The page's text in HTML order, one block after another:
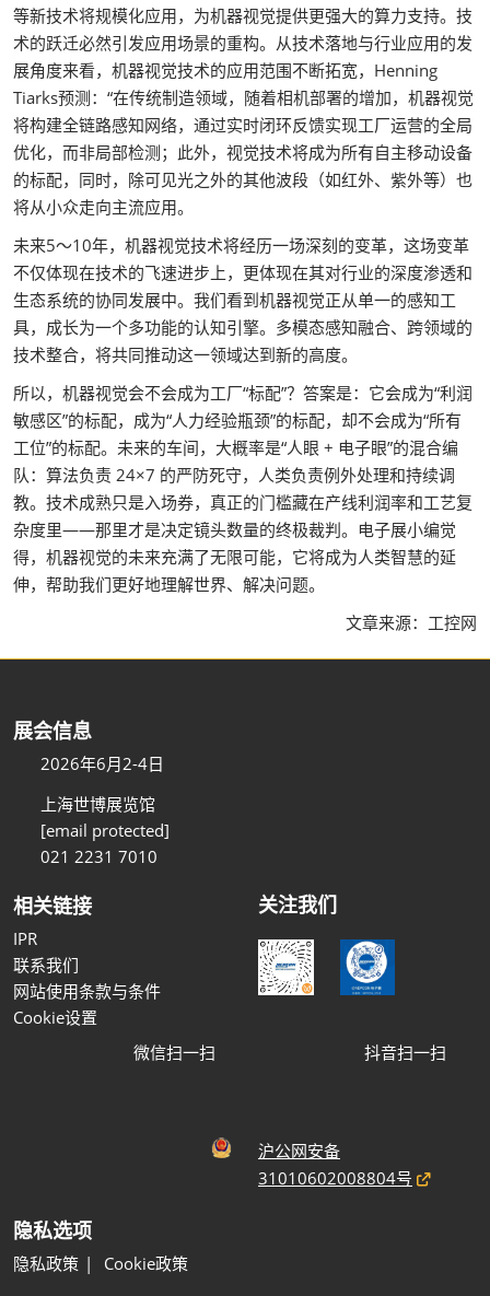
等新技术将规模化应用，为机器视觉提供更强大的算力支持。技
术的跃迁必然引发应用场景的重构。从技术落地与行业应用的发
展角度来看，机器视觉技术的应用范围不断拓宽，Henning
Tiarks预测：“在传统制造领域，随着相机部署的增加，机器视觉
将构建全链路感知网络，通过实时闭环反馈实现工厂运营的全局
优化，而非局部检测；此外，视觉技术将成为所有自主移动设备
的标配，同时，除可见光之外的其他波段（如红外、紫外等）也
将从小众走向主流应用。
未来5～10年，机器视觉技术将经历一场深刻的变革，这场变革
不仅体现在技术的飞速进步上，更体现在其对行业的深度渗透和
生态系统的协同发展中。我们看到机器视觉正从单一的感知工
具，成长为一个多功能的认知引擎。多模态感知融合、跨领域的
技术整合，将共同推动这一领域达到新的高度。
所以，机器视觉会不会成为工厂“标配”？答案是：它会成为“利润
敏感区”的标配，成为“人力经验瓶颈”的标配，却不会成为“所有
工位”的标配。未来的车间，大概率是“人眼 + 电子眼”的混合编
队：算法负责 24×7 的严防死守，人类负责例外处理和持续调
教。技术成熟只是入场券，真正的门槛藏在产线利润率和工艺复
杂度里——那里才是决定镜头数量的终极裁判。电子展小编觉
得，机器视觉的未来充满了无限可能，它将成为人类智慧的延
伸，帮助我们更好地理解世界、解决问题。
文章来源：工控网
展会信息
2026年6月2-4日
上海世博展览馆
[email protected]
021 2231 7010
相关链接
IPR
联系我们
网站使用条款与条件
Cookie设置
关注我们
微信扫一扫 抖音扫一扫
沪公网安备
31010602008804号
隐私选项
隐私政策 Cookie政策